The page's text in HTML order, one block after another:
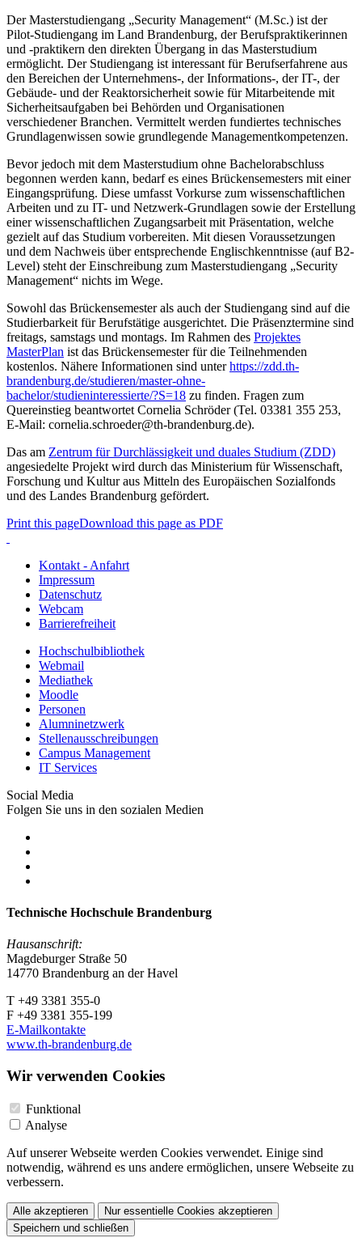
Der Masterstudiengang „Security Management“ (M.Sc.) ist der
Pilot-Studiengang im Land Brandenburg, der Berufspraktikerinnen
und -praktikern den direkten Übergang in das Masterstudium
ermöglicht. Der Studiengang ist interessant für Berufserfahrene aus
den Bereichen der Unternehmens-, der Informations-, der IT-, der
Gebäude- und der Reaktorsicherheit sowie für Mitarbeitende mit
Sicherheitsaufgaben bei Behörden und Organisationen
verschiedener Branchen. Vermittelt werden fundiertes technisches
Grundlagenwissen sowie grundlegende Managementkompetenzen.
Bevor jedoch mit dem Masterstudium ohne Bachelorabschluss
begonnen werden kann, bedarf es eines Brückensemesters mit einer
Eingangsprüfung. Diese umfasst Vorkurse zum wissenschaftlichen
Arbeiten und zu IT- und Netzwerk-Grundlagen sowie der Erstellung
einer wissenschaftlichen Zugangsarbeit mit Präsentation, welche
gezielt auf das Studium vorbereiten. Mit diesen Voraussetzungen
und dem Nachweis über entsprechende Englischkenntnisse (auf B2-
Level) steht der Einschreibung zum Masterstudiengang „Security
Management“ nichts im Wege.
Sowohl das Brückensemester als auch der Studiengang sind auf die
Studierbarkeit für Berufstätige ausgerichtet. Die Präsenztermine sind
freitags, samstags und montags. Im Rahmen des Projektes
MasterPlan ist das Brückensemester für die Teilnehmenden
kostenlos. Nähere Informationen sind unterhttps://zdd.th-
brandenburg.de/studieren/master-ohne-
bachelor/studieninteressierte/?S=18 zu finden. Fragen zum
Quereinstieg beantwortet Cornelia Schröder (Tel. 03381 355 253,
E-Mail: cornelia.schroeder@th-brandenburg.de).
Das am Zentrum für Durchlässigkeit und duales Studium (ZDD)
angesiedelte Projekt wird durch das Ministerium für Wissenschaft,
Forschung und Kultur aus Mitteln des Europäischen Sozialfonds
und des Landes Brandenburg gefördert.
Print this pageDownload this page as PDF
Kontakt - Anfahrt
Impressum
Datenschutz
Webcam
Barrierefreiheit
Hochschulbibliothek
Webmail
Mediathek
Moodle
Personen
Alumninetzwerk
Stellenausschreibungen
Campus Management
IT Services
Social Media
Folgen Sie uns in den sozialen Medien
Technische Hochschule Brandenburg
Hausanschrift:
Magdeburger Straße 50
14770 Brandenburg an der Havel
T +49 3381 355-0
F +49 3381 355-199
E-Mailkontakte
www.th-brandenburg.de
Wir verwenden Cookies
Funktional
Analyse
Auf unserer Webseite werden Cookies verwendet. Einige sind
notwendig, während es uns andere ermöglichen, unsere Webseite zu
verbessern.
Alle akzeptieren
Nur essentielle Cookies akzeptieren
Speichern und schließen